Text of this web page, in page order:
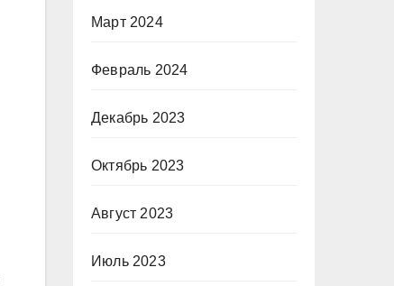
Март 2024
Февраль 2024
Декабрь 2023
Октябрь 2023
Август 2023
Июль 2023